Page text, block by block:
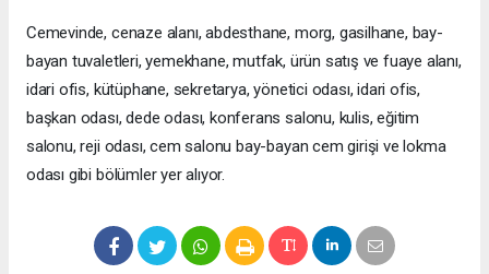
Cemevinde, cenaze alanı, abdesthane, morg, gasilhane, bay-
bayan tuvaletleri, yemekhane, mutfak, ürün satış ve fuaye alanı,
idari ofis, kütüphane, sekretarya, yönetici odası, idari ofis,
başkan odası, dede odası, konferans salonu, kulis, eğitim
salonu, reji odası, cem salonu bay-bayan cem girişi ve lokma
odası gibi bölümler yer alıyor.